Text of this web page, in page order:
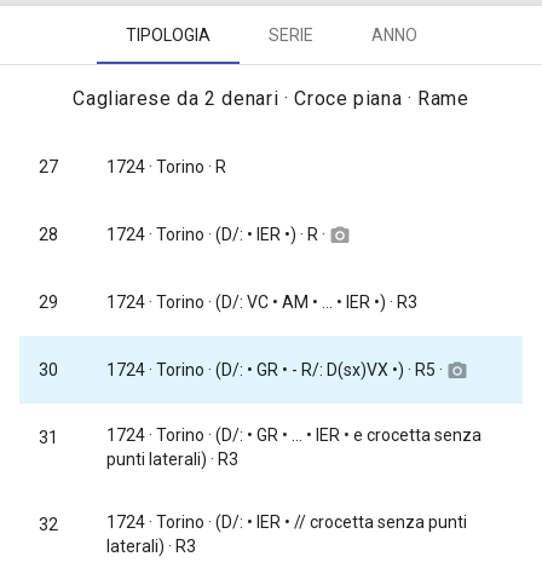
TIPOLOGIA SERIE ANNO
Cagliarese da 2 denari · Croce piana · Rame
27 1724· Torino · R
28 1724· Torino · (D/: • IER •) · R · camera_alt
29 1724· Torino · (D/: VC • AM • ... • IER •) · R3
30 1724· Torino · (D/: • GR • - R/: D(sx)VX •) · R5 · camera_alt
31 1724· Torino · (D/: • GR • ... • IER • e crocetta senza
punti laterali) · R3
32 1724· Torino · (D/: • IER • // crocetta senza punti
laterali) · R3